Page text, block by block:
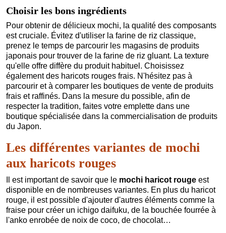
Choisir les bons ingrédients
Pour obtenir de délicieux mochi, la qualité des composants
est cruciale. Évitez d'utiliser la farine de riz classique,
prenez le temps de parcourir les magasins de produits
japonais pour trouver de la farine de riz gluant. La texture
qu'elle offre diffère du produit habituel. Choisissez
également des haricots rouges frais. N'hésitez pas à
parcourir et à comparer les boutiques de vente de produits
frais et raffinés. Dans la mesure du possible, afin de
respecter la tradition, faites votre emplette dans une
boutique spécialisée dans la commercialisation de produits
du Japon.
Les différentes variantes de mochi
aux haricots rouges
Il est important de savoir que le mochi haricot rouge est
disponible en de nombreuses variantes. En plus du haricot
rouge, il est possible d'ajouter d'autres éléments comme la
fraise pour créer un ichigo daifuku, de la bouchée fourrée à
l'anko enrobée de noix de coco, de chocolat…